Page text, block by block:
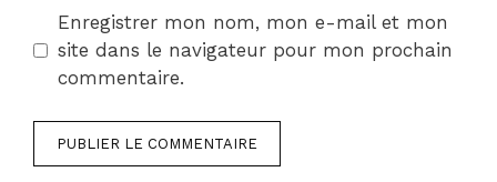
Enregistrer mon nom, mon e-mail et mon
site dans le navigateur pour mon prochain
commentaire.